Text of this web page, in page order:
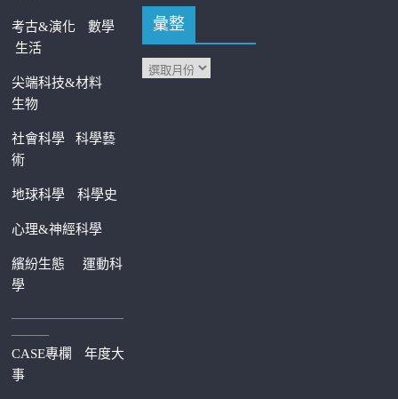
考古&演化
數學
生活
尖端科技&材料
生物
社會科學科學藝
術
地球科學 科學史
心理&神經科學
繽紛生態運動科
學
—————————
———
CASE專欄
年度大
事
彙整